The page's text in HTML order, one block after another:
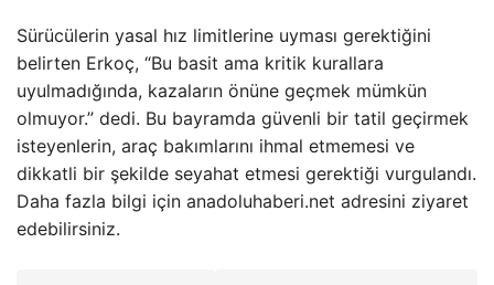
Sürücülerin yasal hız limitlerine uyması gerektiğini
belirten Erkoç, “Bu basit ama kritik kurallara
uyulmadığında, kazaların önüne geçmek mümkün
olmuyor.” dedi. Bu bayramda güvenli bir tatil geçirmek
isteyenlerin, araç bakımlarını ihmal etmemesi ve
dikkatli bir şekilde seyahat etmesi gerektiği vurgulandı.
Daha fazla bilgi için anadoluhaberi.net adresini ziyaret
edebilirsiniz.